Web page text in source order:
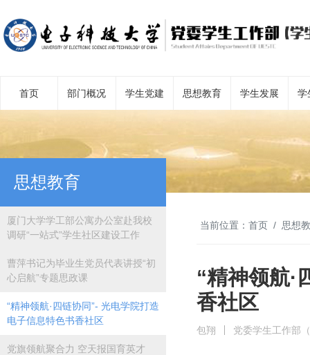
首页 部门概况 学生党建 思想教育 学生发展 学
思想教育
厦门大学学工部公寓办公室赴我校
调研“一站式”学生社区建设工作
曹萍书记为毕业生党员代表讲授“初
心启航”专题思政课
“精神领航·四链协同”- 光电学院打造
电子信息特色书香社区
党旗领航聚合力 空天报国育英才
当前位置： 首页 思想
“精神领航·
香社区
包翔 党委学生工作部